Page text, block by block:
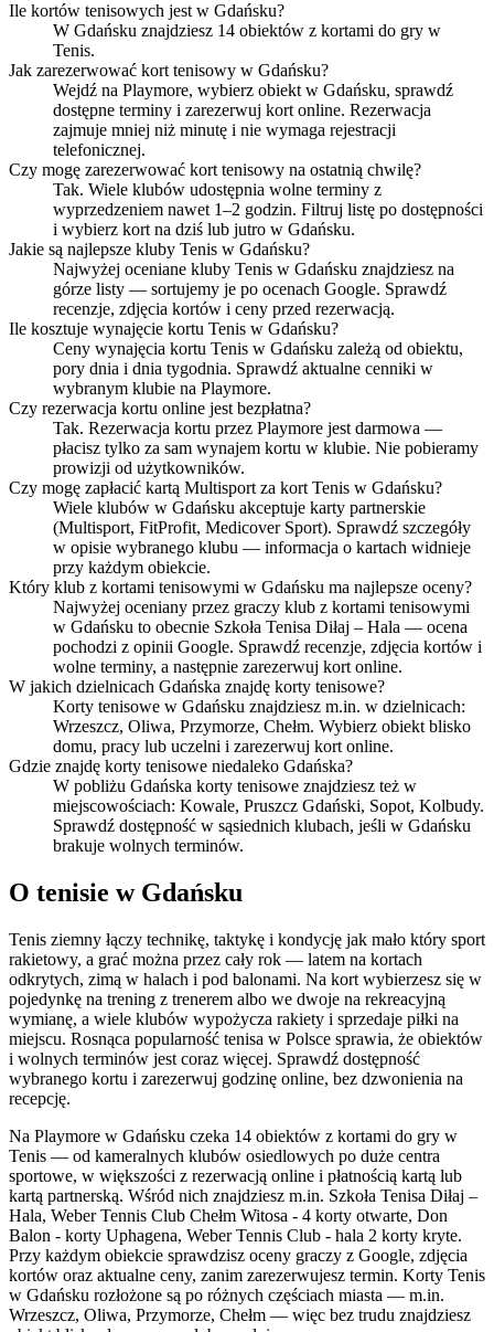
Ile kortów tenisowych jest w Gdańsku?
W Gdańsku znajdziesz 14 obiektów z kortami do gry w
Tenis.
Jak zarezerwować kort tenisowy w Gdańsku?
Wejdź na Playmore, wybierz obiekt w Gdańsku, sprawdź
dostępne terminy i zarezerwuj kort online. Rezerwacja
zajmuje mniej niż minutę i nie wymaga rejestracji
telefonicznej.
Czy mogę zarezerwować kort tenisowy na ostatnią chwilę?
Tak. Wiele klubów udostępnia wolne terminy z
wyprzedzeniem nawet 1–2 godzin. Filtruj listę po dostępności
i wybierz kort na dziś lub jutro w Gdańsku.
Jakie są najlepsze kluby Tenis w Gdańsku?
Najwyżej oceniane kluby Tenis w Gdańsku znajdziesz na
górze listy — sortujemy je po ocenach Google. Sprawdź
recenzje, zdjęcia kortów i ceny przed rezerwacją.
Ile kosztuje wynajęcie kortu Tenis w Gdańsku?
Ceny wynajęcia kortu Tenis w Gdańsku zależą od obiektu,
pory dnia i dnia tygodnia. Sprawdź aktualne cenniki w
wybranym klubie na Playmore.
Czy rezerwacja kortu online jest bezpłatna?
Tak. Rezerwacja kortu przez Playmore jest darmowa —
płacisz tylko za sam wynajem kortu w klubie. Nie pobieramy
prowizji od użytkowników.
Czy mogę zapłacić kartą Multisport za kort Tenis w Gdańsku?
Wiele klubów w Gdańsku akceptuje karty partnerskie
(Multisport, FitProfit, Medicover Sport). Sprawdź szczegóły
w opisie wybranego klubu — informacja o kartach widnieje
przy każdym obiekcie.
Który klub z kortami tenisowymi w Gdańsku ma najlepsze oceny?
Najwyżej oceniany przez graczy klub z kortami tenisowymi
w Gdańsku to obecnie Szkoła Tenisa Diłaj – Hala — ocena
pochodzi z opinii Google. Sprawdź recenzje, zdjęcia kortów i
wolne terminy, a następnie zarezerwuj kort online.
W jakich dzielnicach Gdańska znajdę korty tenisowe?
Korty tenisowe w Gdańsku znajdziesz m.in. w dzielnicach:
Wrzeszcz, Oliwa, Przymorze, Chełm. Wybierz obiekt blisko
domu, pracy lub uczelni i zarezerwuj kort online.
Gdzie znajdę korty tenisowe niedaleko Gdańska?
W pobliżu Gdańska korty tenisowe znajdziesz też w
miejscowościach: Kowale, Pruszcz Gdański, Sopot, Kolbudy.
Sprawdź dostępność w sąsiednich klubach, jeśli w Gdańsku
brakuje wolnych terminów.
O tenisie w Gdańsku
Tenis ziemny łączy technikę, taktykę i kondycję jak mało który sport
rakietowy, a grać można przez cały rok — latem na kortach
odkrytych, zimą w halach i pod balonami. Na kort wybierzesz się w
pojedynkę na trening z trenerem albo we dwoje na rekreacyjną
wymianę, a wiele klubów wypożycza rakiety i sprzedaje piłki na
miejscu. Rosnąca popularność tenisa w Polsce sprawia, że obiektów
i wolnych terminów jest coraz więcej. Sprawdź dostępność
wybranego kortu i zarezerwuj godzinę online, bez dzwonienia na
recepcję.
Na Playmore w Gdańsku czeka 14 obiektów z kortami do gry w
Tenis — od kameralnych klubów osiedlowych po duże centra
sportowe, w większości z rezerwacją online i płatnością kartą lub
kartą partnerską. Wśród nich znajdziesz m.in. Szkoła Tenisa Diłaj –
Hala, Weber Tennis Club Chełm Witosa - 4 korty otwarte, Don
Balon - korty Uphagena, Weber Tennis Club - hala 2 korty kryte.
Przy każdym obiekcie sprawdzisz oceny graczy z Google, zdjęcia
kortów oraz aktualne ceny, zanim zarezerwujesz termin. Korty Tenis
w Gdańsku rozłożone są po różnych częściach miasta — m.in.
Wrzeszcz, Oliwa, Przymorze, Chełm — więc bez trudu znajdziesz